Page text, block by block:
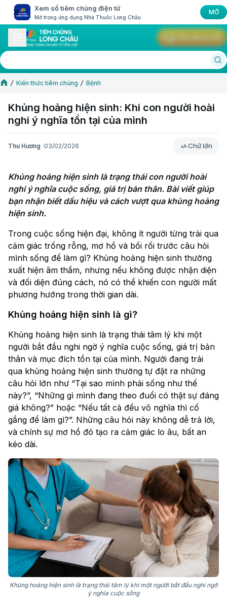
Xem sổ tiêm chủng điện tử
Mở trong ứng dụng Nhà Thuốc Long Châu
MỞ
Kiến thức tiêm chủng Bệnh
Khủng hoảng hiện sinh: Khi con người hoài
nghi ý nghĩa tồn tại của mình
Thu Hương 03/02/2026 Chữ lớn
Chữ lớn
Khủng hoảng hiện sinh là trạng thái con người hoài
nghi ý nghĩa cuộc sống, giá trị bản thân. Bài viết giúp
bạn nhận biết dấu hiệu và cách vượt qua khủng hoảng
hiện sinh.
Trong cuộc sống hiện đại, không ít người từng trải qua
cảm giác trống rỗng, mơ hồ và bối rối trước câu hỏi
mình sống để làm gì? Khủng hoảng hiện sinh thường
xuất hiện âm thầm, nhưng nếu không được nhận diện
và đối diện đúng cách, nó có thể khiến con người mất
phương hướng trong thời gian dài.
Khủng hoảng hiện sinh là gì?
Khủng hoảng hiện sinh là trạng thái tâm lý khi một
người bắt đầu nghi ngờ ý nghĩa cuộc sống, giá trị bản
thân và mục đích tồn tại của mình. Người đang trải
qua khủng hoảng hiện sinh thường tự đặt ra những
câu hỏi lớn như “Tại sao mình phải sống như thế
này?”, “Những gì mình đang theo đuổi có thật sự đáng
giá không?” hoặc “Nếu tất cả đều vô nghĩa thì cố
gắng để làm gì?”. Những câu hỏi này không dễ trả lời,
và chính sự mơ hồ đó tạo ra cảm giác lo âu, bất an
kéo dài.
Khủng hoảng hiện sinh là trạng thái tâm lý khi một người bắt đầu nghi ngờ
ý nghĩa cuộc sống